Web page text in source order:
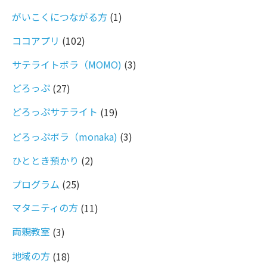
がいこくにつながる方 (1)
ココアプリ (102)
サテライトボラ（MOMO) (3)
どろっぷ (27)
どろっぷサテライト (19)
どろっぷボラ（monaka) (3)
ひととき預かり (2)
プログラム (25)
マタニティの方 (11)
両親教室 (3)
地域の方 (18)